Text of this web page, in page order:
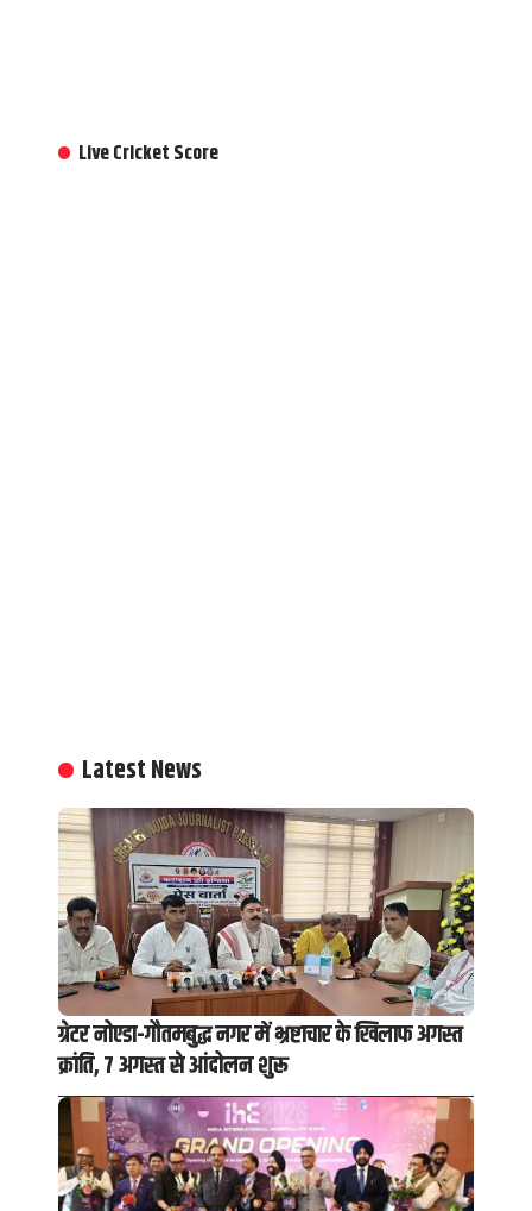
Live Cricket Score
Latest News
ग्रेटर नोएडा-गौतमबुद्ध नगर में भ्रष्टाचार के खिलाफ अगस्त
क्रांति, 7 अगस्त से आंदोलन शुरू